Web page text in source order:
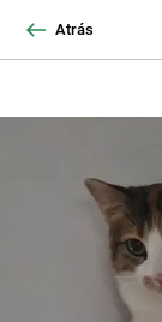
Atrás